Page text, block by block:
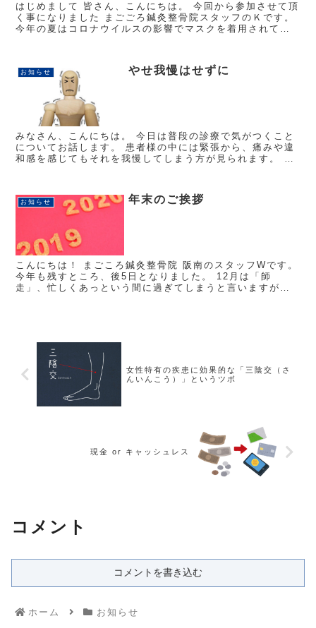
はじめまして 皆さん、こんにちは。 今回から参加させて頂
く事になりました まごごろ鍼灸整骨院スタッフのＫです。
今年の夏はコロナウイルスの影響でマスクを着用されてい
お知らせ やせ我慢はせずに
みなさん、こんにちは。 今日は普段の診療で気がつくこと
についてお話します。 患者様の中には緊張から、痛みや違
和感を感じてもそれを我慢してしまう方が見られます。 私
お知らせ 年末のご挨拶
こんにちは！ まごころ鍼灸整骨院 阪南のスタッフWです。
今年も残すところ、後5日となりました。 12月は「師
走」、忙しくあっという間に過ぎてしまうと言いますが、
女性特有の疾患に効果的な「三陰交（さ
んいんこう）」というツボ
現金 or キャッシュレス
コメント
コメントを書き込む
ホーム お知らせ